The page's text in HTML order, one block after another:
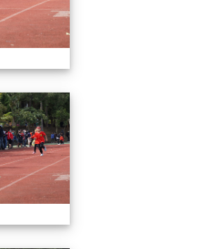
1091024運動會